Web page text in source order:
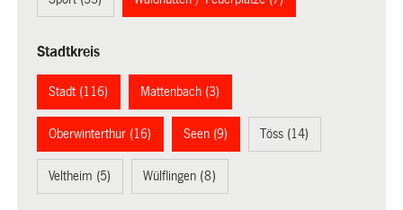
Stadtkreis
Stadt (116) Mattenbach (3)
Oberwinterthur (16) Seen (9) Töss (14)
Veltheim (5) Wülflingen (8)